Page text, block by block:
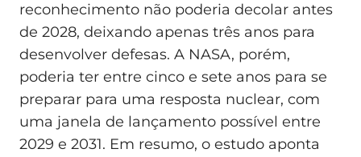
reconhecimento não poderia decolar antes
de 2028, deixando apenas três anos para
desenvolver defesas. A NASA, porém,
poderia ter entre cinco e sete anos para se
preparar para uma resposta nuclear, com
uma janela de lançamento possível entre
2029 e 2031. Em resumo, o estudo aponta